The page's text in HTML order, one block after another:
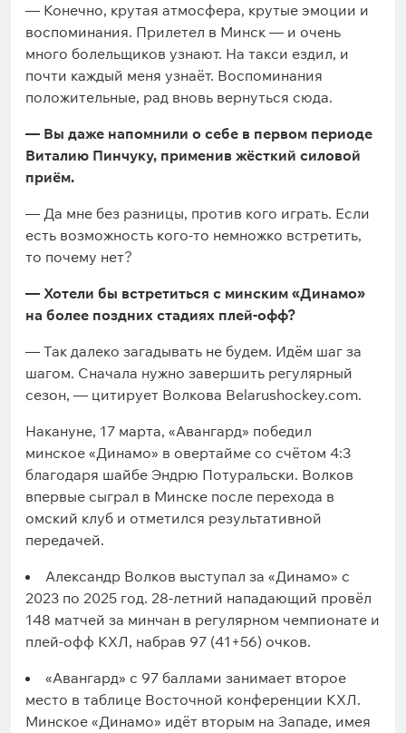
— Конечно, крутая атмосфера, крутые эмоции и
воспоминания. Прилетел в Минск — и очень
много болельщиков узнают. На такси ездил, и
почти каждый меня узнаёт. Воспоминания
положительные, рад вновь вернуться сюда.
— Вы даже напомнили о себе в первом периоде
Виталию Пинчуку, применив жёсткий силовой
приём.
— Да мне без разницы, против кого играть. Если
есть возможность кого-то немножко встретить,
то почему нет?
— Хотели бы встретиться с минским «Динамо»
на более поздних стадиях плей-офф?
— Так далеко загадывать не будем. Идём шаг за
шагом. Сначала нужно завершить регулярный
сезон, — цитирует Волкова Belarushockey.com.
Накануне, 17 марта, «Авангард» победил
минское «Динамо» в овертайме со счётом 4:3
благодаря шайбе Эндрю Потуральски. Волков
впервые сыграл в Минске после перехода в
омский клуб и отметился результативной
передачей.
Александр Волков выступал за «Динамо» с
2023 по 2025 год. 28-летний нападающий провёл
148 матчей за минчан в регулярном чемпионате и
плей-офф КХЛ, набрав 97 (41+56) очков.
«Авангард» с 97 баллами занимает второе
место в таблице Восточной конференции КХЛ.
Минское «Динамо» идёт вторым на Западе, имея